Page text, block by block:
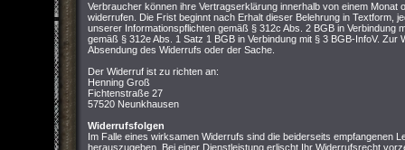
Verbraucher können ihre Vertragserklärung innerhalb von einem
widerrufen. Die Frist beginnt nach Erhalt dieser Belehrung in Textform,
unserer Informationspflichten gemäß § 312c Abs. 2 BGB in Verbindung
gemäß § 312e Abs. 1 Satz 1 BGB in Verbindung mit § 3 BGB-InfoV.
Absendung des Widerrufs oder der Sache.
Der Widerruf ist zu richten an:
Henning Groß
Fichtenstraße 27
57520 Neunkhausen
Widerrufsfolgen
Im Falle eines wirksamen Widerrufs sind die beiderseits empfangenen
herauszugeben. Bei einer Dienstleistung erlischt Ihr Widerrufsrecht